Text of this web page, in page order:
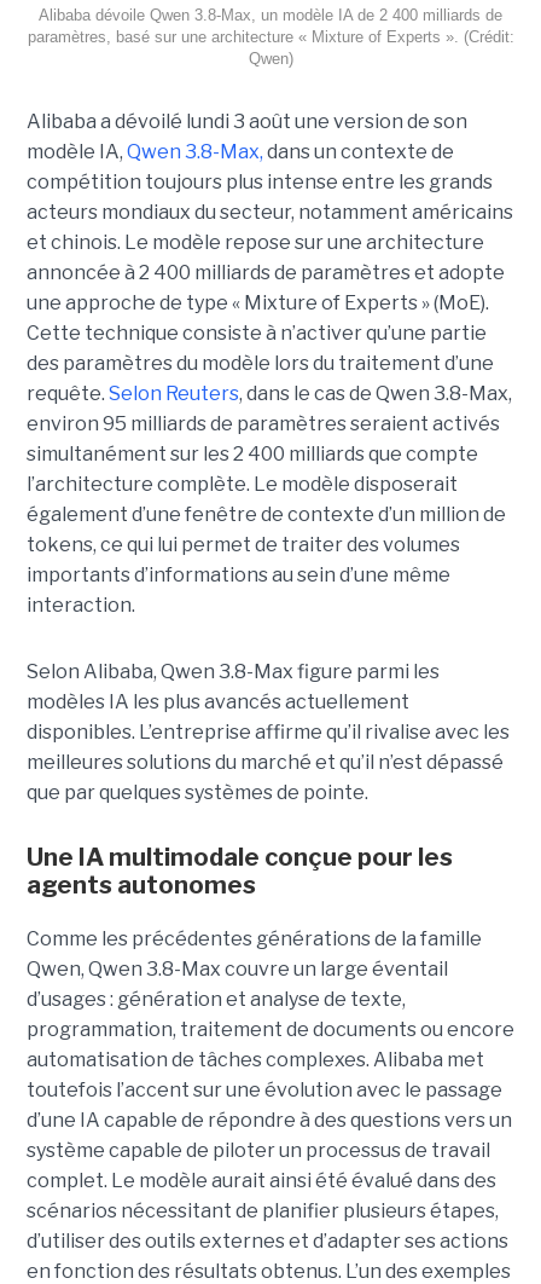
Alibaba dévoile Qwen 3.8-Max, un modèle IA de 2 400 milliards de
paramètres, basé sur une architecture « Mixture of Experts ». (Crédit:
Qwen)
Alibaba a dévoilé lundi 3 août une version de son
modèle IA, Qwen 3.8-Max, dans un contexte de
compétition toujours plus intense entre les grands
acteurs mondiaux du secteur, notamment américains
et chinois. Le modèle repose sur une architecture
annoncée à 2 400 milliards de paramètres et adopte
une approche de type « Mixture of Experts » (MoE).
Cette technique consiste à n’activer qu’une partie
des paramètres du modèle lors du traitement d’une
requête. Selon Reuters, dans le cas de Qwen 3.8-Max,
environ 95 milliards de paramètres seraient activés
simultanément sur les 2 400 milliards que compte
l’architecture complète. Le modèle disposerait
également d’une fenêtre de contexte d’un million de
tokens, ce qui lui permet de traiter des volumes
importants d’informations au sein d’une même
interaction.
Selon Alibaba, Qwen 3.8-Max figure parmi les
modèles IA les plus avancés actuellement
disponibles. L’entreprise affirme qu’il rivalise avec les
meilleures solutions du marché et qu’il n’est dépassé
que par quelques systèmes de pointe.
Une IA multimodale conçue pour les
agents autonomes
Comme les précédentes générations de la famille
Qwen, Qwen 3.8-Max couvre un large éventail
d’usages : génération et analyse de texte,
programmation, traitement de documents ou encore
automatisation de tâches complexes. Alibaba met
toutefois l’accent sur une évolution avec le passage
d’une IA capable de répondre à des questions vers un
système capable de piloter un processus de travail
complet. Le modèle aurait ainsi été évalué dans des
scénarios nécessitant de planifier plusieurs étapes,
d’utiliser des outils externes et d’adapter ses actions
en fonction des résultats obtenus. L’un des exemples